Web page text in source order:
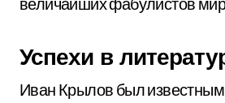
Успехи в
Иван Крылов был